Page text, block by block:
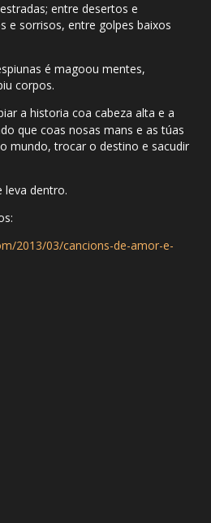
entre desertos e
e sorrisos, entre golpes baixos
é magoou mentes,
corpos.
a historia coa cabeza alta e a
que coas nosas mans e as túas
mundo, trocar o destino e sacudir
leva dentro.
2013/03/cancions-de-amor-e-